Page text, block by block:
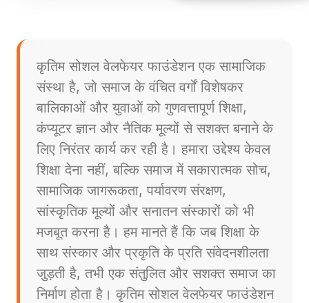
कृतिम सोशल वेलफेयर फाउंडेशन एक सामाजिक
संस्था है, जो समाज के वंचित वर्गों विशेषकर
बालिकाओं और युवाओं को गुणवत्तापूर्ण शिक्षा,
कंप्यूटर ज्ञान और नैतिक मूल्यों से सशक्त बनाने के
लिए निरंतर कार्य कर रही है। हमारा उद्देश्य केवल
शिक्षा देना नहीं, बल्कि समाज में सकारात्मक सोच,
सामाजिक जागरूकता, पर्यावरण संरक्षण,
सांस्कृतिक मूल्यों और सनातन संस्कारों को भी
मजबूत करना है। हम मानते हैं कि जब शिक्षा के
साथ संस्कार और प्रकृति के प्रति संवेदनशीलता
जुड़ती है, तभी एक संतुलित और सशक्त समाज का
निर्माण होता है। कृतिम सोशल वेलफेयर फाउंडेशन